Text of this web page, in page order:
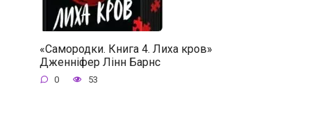
«Самородки. Книга 4. Лиха кров»
Дженніфер Лінн Барнс
0 53